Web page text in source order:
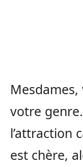
votre
l’attraction
est chère,